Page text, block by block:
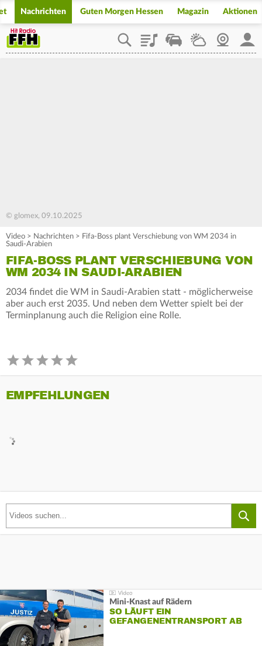
Nachrichten Guten Morgen Hessen Magazin Aktionen
PlaylistStaupilotWetterWebcam
© glomex, 09.10.2025
Video > Nachrichten > Fifa-Boss plant Verschiebung von WM 2034 in
Saudi-Arabien
FIFA-BOSS PLANT VERSCHIEBUNG VON
WM 2034 IN SAUDI-ARABIEN
2034 findet die WM in Saudi-Arabien statt - möglicherweise
aber auch erst 2035. Und neben dem Wetter spielt bei der
Terminplanung auch die Religion eine Rolle.
EMPFEHLUNGEN
Mini-Knast auf Rädern
SO LÄUFT EIN
GEFANGENENTRANSPORT AB